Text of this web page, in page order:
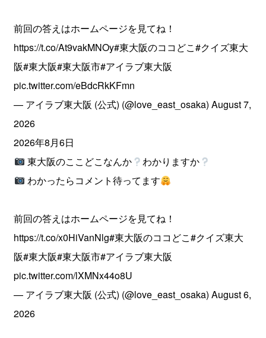
前回の答えはホームページを見てね！
https://t.co/At9vakMNOy#東大阪のココどこ#クイズ東大
阪#東大阪#東大阪市#アイラブ東大阪
pic.twitter.com/eBdcRkKFmn
— アイラブ東大阪 (公式) (@love_east_osaka)August 7,
2026
2026年8月6日
東大阪のここどこなんか
わかりますか
わかったらコメント待ってます
前回の答えはホームページを見てね！
https://t.co/x0HiVanNlg#東大阪のココどこ#クイズ東大
阪#東大阪#東大阪市#アイラブ東大阪
pic.twitter.com/lXMNx44o8U
— アイラブ東大阪 (公式) (@love_east_osaka)August 6,
2026